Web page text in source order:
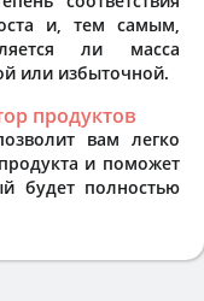
и, тем самым,
ли масса
или избыточной.
продуктов
вам легко
и поможет
будет полностью